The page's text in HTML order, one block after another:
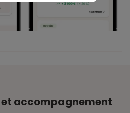
et accompagnement